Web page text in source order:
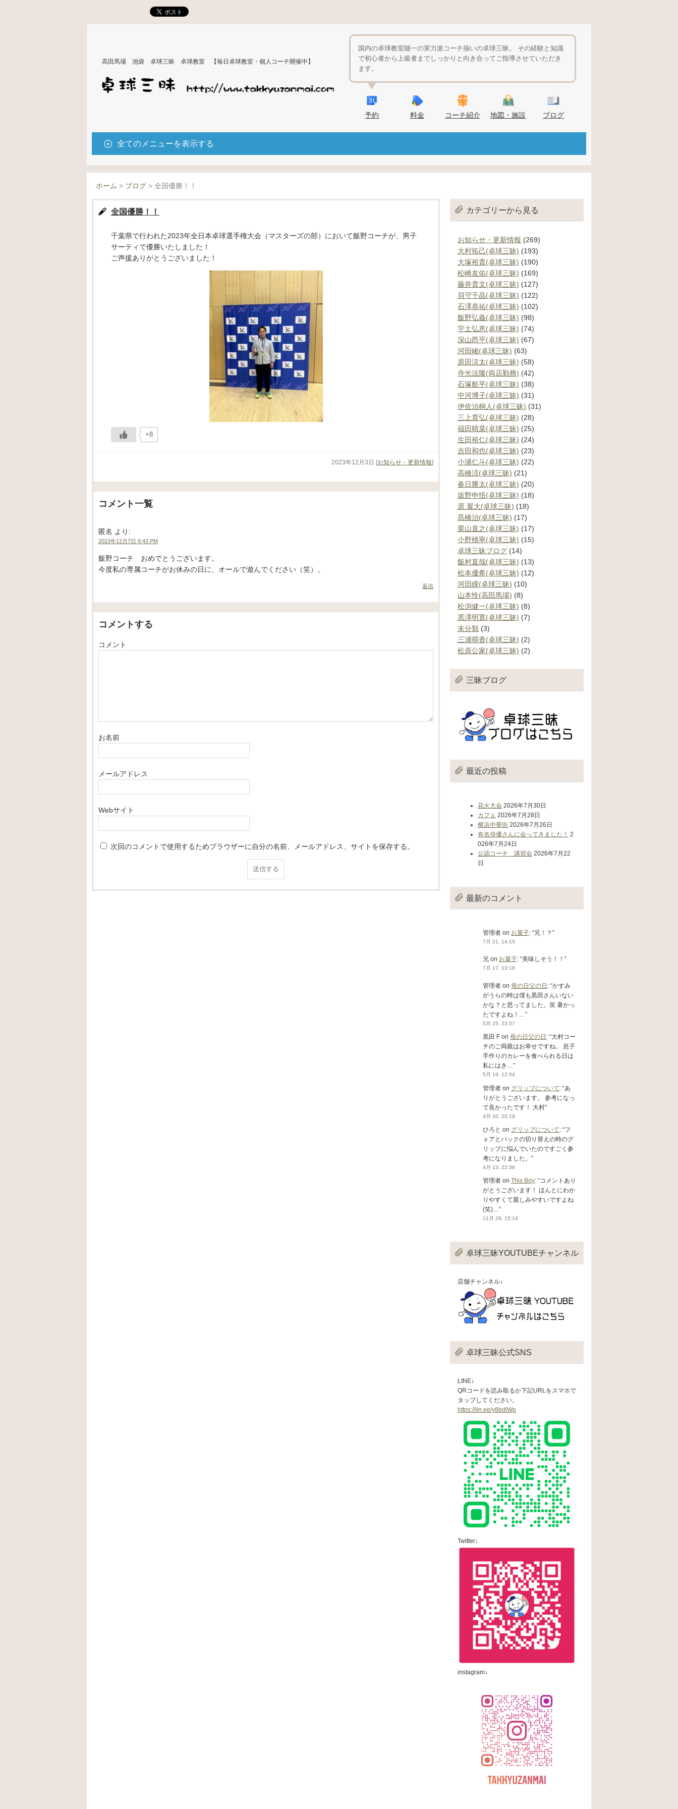
高田馬場 池袋 卓球三昧 卓球教室 【毎日卓球教室・個人コーチ開催中】
国内の卓球教室随一の実力派コーチ揃いの卓球三昧。 その経験と知識
で初心者から上級者までしっかりと向き合ってご指導させていただき
ます。
予約 料金 コーチ紹介 地図・施設 ブログ
全てのメニューを表示する
ホーム > ブログ > 全国優勝！！
全国優勝！！
千葉県で行われた2023年全日本卓球選手権大会（マスターズの部）において飯野コーチが、男子
サーティで優勝いたしました！
ご声援ありがとうございました！
+8
2023年12月3日 [お知らせ・更新情報]
コメント一覧
匿名 より:
2023年12月7日 9:43 PM
飯野コーチ おめでとうございます。
今度私の専属コーチがお休みの日に、オールで遊んでください（笑）。
返信
コメントする
コメント
お名前
メールアドレス
Webサイト
次回のコメントで使用するためブラウザーに自分の名前、メールアドレス、サイトを保存する。
カテゴリーから見る
お知らせ・更新情報 (269)
大村拓己(卓球三昧) (193)
大塚裕貴(卓球三昧) (190)
松崎友佑(卓球三昧) (169)
藤井貴文(卓球三昧) (127)
貝守千晶(卓球三昧) (122)
石澤恭祐(卓球三昧) (102)
飯野弘義(卓球三昧) (98)
宇土弘恵(卓球三昧) (74)
深山昂平(卓球三昧) (67)
河田峻(卓球三昧) (63)
原田涼太(卓球三昧) (58)
寺光法隆(両店勤務) (42)
石塚航平(卓球三昧) (38)
中河博子(卓球三昧) (31)
伊佐治桐人(卓球三昧) (31)
三上貴弘(卓球三昧) (28)
福田晴菜(卓球三昧) (25)
生田裕仁(卓球三昧) (24)
吉田和也(卓球三昧) (23)
小浦仁斗(卓球三昧) (22)
高橋涼(卓球三昧) (21)
春日勝太(卓球三昧) (20)
坂野申悟(卓球三昧) (18)
原 翼大(卓球三昧) (18)
髙橋治(卓球三昧) (17)
栗山直之(卓球三昧) (17)
小野桃寧(卓球三昧) (15)
卓球三昧ブログ (14)
飯村直哉(卓球三昧) (13)
松本優希(卓球三昧) (12)
河田瞳(卓球三昧) (10)
山本怜(高田馬場) (8)
松渕健一(卓球三昧) (8)
黒澤明寛(卓球三昧) (7)
未分類 (3)
三浦萌香(卓球三昧) (2)
松原公家(卓球三昧) (2)
三昧ブログ
最近の投稿
花火大会 2026年7月30日
カフェ 2026年7月28日
横浜中華街 2026年7月26日
有名俳優さんに会ってきました！ 2
026年7月24日
公認コーチ 講習会 2026年7月22
日
最新のコメント
管理者 on お菓子: “兄！？ ”
7月 21, 14:15
兄 on お菓子: “美味しそう！！ ”
7月 17, 13:18
管理者 on 母の日父の日 : “かすみ
がうらの時は僕も黒田さんいない
かな？と思ってました。笑 暑かっ
たですよね！… ”
5月 25, 23:57
黒田 F on 母の日父の日 : “大村コー
チのご両親はお幸せですね。 息子
手作りのカレーを食べられる日は
私にはき…”
5月 19, 12:54
管理者 on グリップについて: “あ
りがとうございます。 参考になっ
て良かったです！ 大村”
4月 20, 20:19
ひろと on グリップについて: “フ
ォアとバックの切り替えの時のグ
リップに悩んでいたのですごく参
考になりました。 ”
4月 13, 22:36
管理者 on This Boy: “コメントあり
がとうございます！ ほんとにわか
りやすくて親しみやすいですよね
(笑)…”
11月 28, 15:14
卓球三昧YOUTUBEチャンネル
店舗チャンネル↓
卓球三昧公式SNS
LINE↓
QRコードを読み取るか下記URLをスマホで
タップしてください。
https://lin.ee/y8bdlWp
Twitter↓
instagram↓